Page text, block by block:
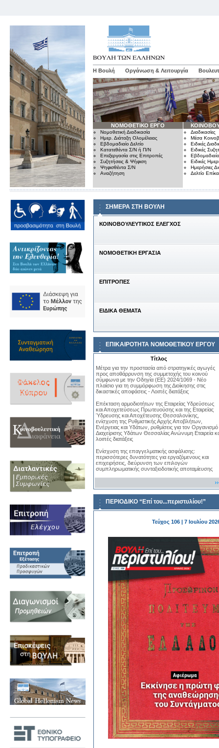
Η Βουλή Οργάνωση & Λειτουργία
ΝΟΜΟΘΕΤΙΚΟ ΕΡΓΟ
Νομοθετική Διαδικασία
Ημερ. Διάταξη Ολομέλειας
Εβδομαδιαίο Δελτίο
Κατατεθέντα Σ/Ν ή Π/Ν
Επεξεργασία στις Επιτροπές
Συζητήσεις & Ψήφιση
Ψηφισθέντα Σ/Ν
Αναζήτηση
Διαδικασίες
Μέσα
Ειδικές
Ειδικές
Εβδομαδιαίο
Ειδικές
Ημερήσιες
Δελτίο
ΣΗΜΕΡΑ ΣΤΗ ΒΟΥΛΗ
ΚΟΙΝΟΒΟΥΛΕΥΤΙΚΟΣ ΕΛΕΓΧΟΣ
ΝΟΜΟΘΕΤΙΚΗ ΕΡΓΑΣΙΑ
ΕΠΙΤΡΟΠΕΣ
ΕΙΔΙΚΑ ΘΕΜΑΤΑ
ΕΠΙΚΑΙΡΟΤΗΤΑ ΝΟΜΟΘΕΤΙΚΟΥ ΕΡΓΟΥ
Τίτλος
Μέτρα για την προστασία από στρατηγικές αγωγές
προς αποθάρρυνση της συμμετοχής του κοινού
σύμφωνα με την Οδηγία (ΕΕ) 2024/1069 - Νέο
πλαίσιο για τη συμμόρφωση της Διοίκησης στις
δικαστικές αποφάσεις - Λοιπές διατάξεις
Επέκταση αρμοδιοτήτων της Εταιρείας Υδρεύσεως
και Αποχετεύσεως Πρωτευούσης και της Εταιρείας
Ύδρευσης και Αποχέτευσης Θεσσαλονίκης,
ενίσχυση της Ρυθμιστικής Αρχής Αποβλήτων,
Ενέργειας και Υδάτων, ρυθμίσεις για τον Οργανισμό
Διαχείρισης Υδάτων Θεσσαλίας Ανώνυμη Εταιρεία
λοιπές διατάξεις
Ενίσχυση της επαγγελματικής ασφάλισης:
περισσότερες δυνατότητες για εργαζόμενους και
επιχειρήσεις, διεύρυνση των επιλογών
συμπληρωματικής συνταξιοδοτικής αποταμίευσης
ΠΕΡΙΟΔΙΚΟ “Επί του...περιστυλίου!”
Τεύχος 106 | 7 Ιουλίου